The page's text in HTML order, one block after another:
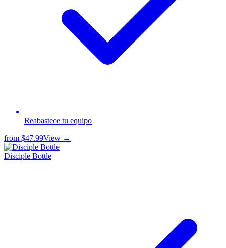
Reabastece tu equipo
from $47.99View →
Disciple Bottle